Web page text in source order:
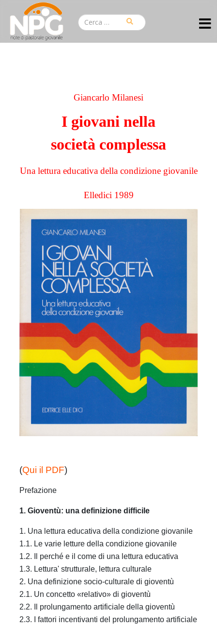
Giancarlo Milanesi
I giovani nella
società complessa
Una lettura educativa della condizione giovanile
Elledici 1989
(Qui il PDF)
Prefazione
1. Gioventù: una definizione difficile
1. Una lettura educativa della condizione giovanile
1.1. Le varie letture della condizione giovanile
1.2. Il perché e il come di una lettura educativa
1.3. Lettura' strutturale, lettura culturale
2. Una definizione socio-culturale di gioventù
2.1. Un concetto «relativo» di gioventù
2.2. Il prolungamento artificiale della gioventù
2.3. I fattori incentivanti del prolungamento artificiale